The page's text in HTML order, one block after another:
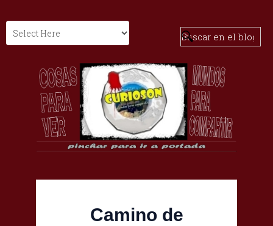
Camino de